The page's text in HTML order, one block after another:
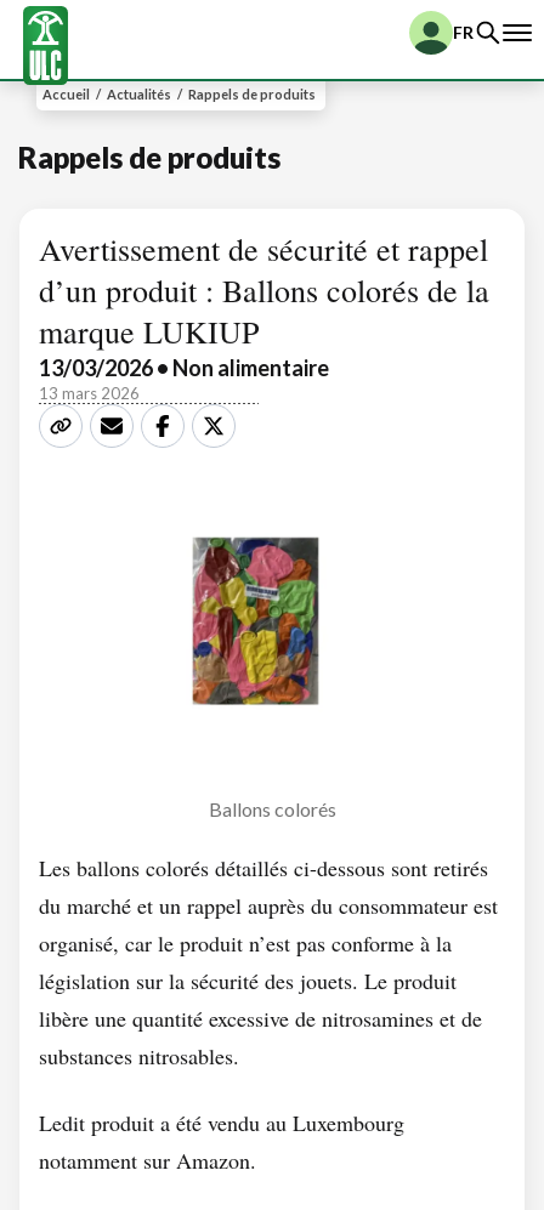
FR
Accueil / Actualités / Rappels de produits
Rappels de produits
Avertissement de sécurité et rappel
d’un produit : Ballons colorés de la
marque LUKIUP
13/03/2026 • Non alimentaire
13 mars 2026
Ballons colorés
Les ballons colorés détaillés ci-dessous sont retirés
du marché et un rappel auprès du consommateur est
organisé, car le produit n’est pas conforme à la
législation sur la sécurité des jouets. Le produit
libère une quantité excessive de nitrosamines et de
substances nitrosables.
Ledit produit a été vendu au Luxembourg
notamment sur Amazon.